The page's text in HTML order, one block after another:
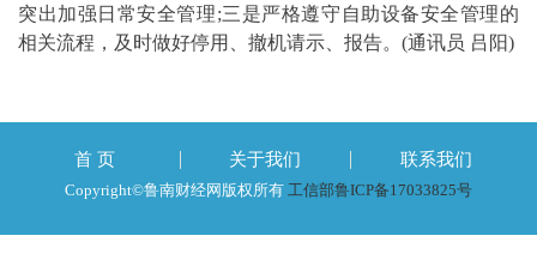
突出加强日常安全管理;三是严格遵守自助设备安全管理的
相关流程，及时做好停用、撤机请示、报告。(通讯员 吕阳)
首 页 关于我们 联系我们
Copyright©鲁南财经网版权所有 工信部鲁ICP备17033825号